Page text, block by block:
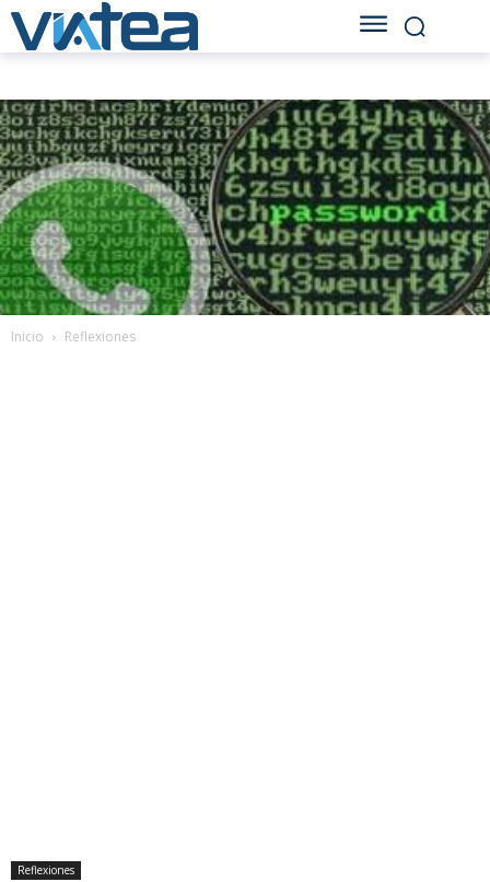
Inicio Reflexiones
Reflexiones